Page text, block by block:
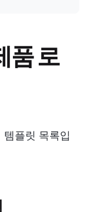
품 로
플릿 목록입